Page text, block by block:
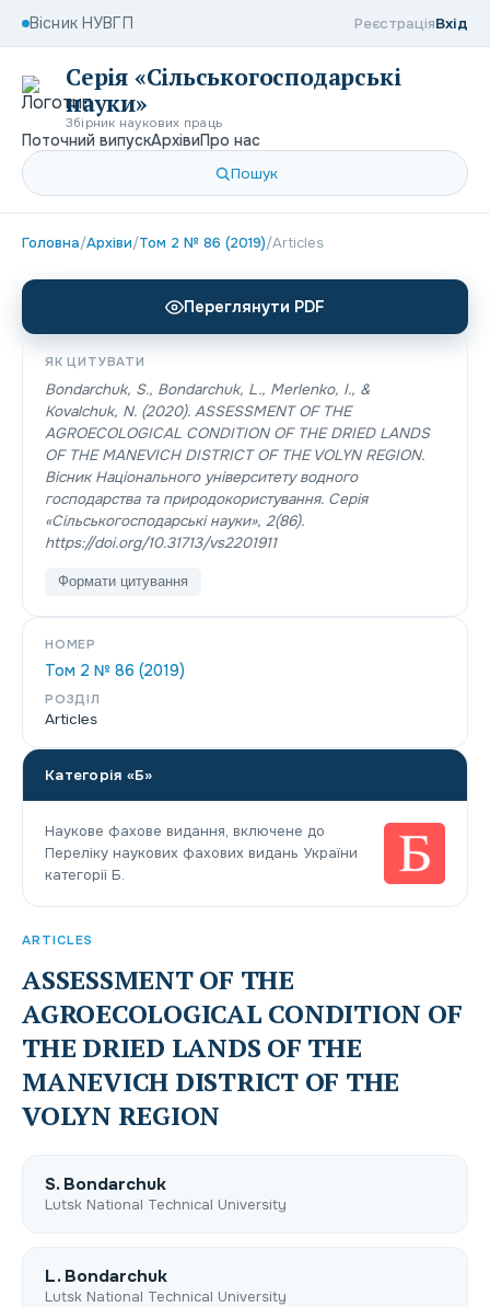
Вісник НУВГП РеєстраціяВхід
Серія «Сільськогосподарські
науки»
Збірник наукових праць
Поточний випускАрхівиПро нас
Пошук
Головна/Архіви/Том 2 № 86 (2019)/Articles
ARTICLES
ASSESSMENT OF THE
AGROECOLOGICAL CONDITION OF
THE DRІED LANDS OF THE
MANEVICH DISTRICT OF THE
VOLYN REGION
S. Bondarchuk
Lutsk National Technical University
L. Bondarchuk
Lutsk National Technical University
Переглянути PDF
ЯК ЦИТУВАТИ
Bondarchuk, S., Bondarchuk, L., Merlenko, I., &
Kovalchuk, N. (2020). ASSESSMENT OF THE
AGROECOLOGICAL CONDITION OF THE DRІED LANDS
OF THE MANEVICH DISTRICT OF THE VOLYN REGION.
Вісник Національного університету водного
господарства та природокористування. Серія
«Сільськогосподарські науки», 2(86).
https://doi.org/10.31713/vs2201911
Формати цитування
НОМЕР
Том 2 № 86 (2019)
РОЗДІЛ
Articles
Категорія «Б»
Наукове фахове видання, включене до
Переліку наукових фахових видань України
категорії Б.